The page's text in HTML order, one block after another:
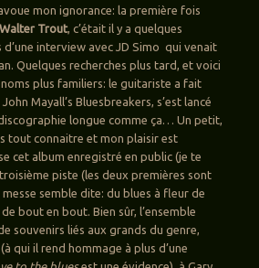
mon ignorance: la première fois
Walter Trout, c’était il y a quelques
d’une interview avec JD Simo qui venait
Quelques recherches plus tard, et voici
plus familiers: le guitariste a fait
Mayall’s Bluesbreakers, s’est lancé
longue comme ça… Un petit,
tout connaitre et mon plaisir est
cet album enregistré en public (je te
piste (les deux premières sont
messe semble dite: du blues à fleur de
bout en bout. Bien sûr, l’ensemble
souvenirs liés aux grands du genre,
qui il rend hommage à plus d’une